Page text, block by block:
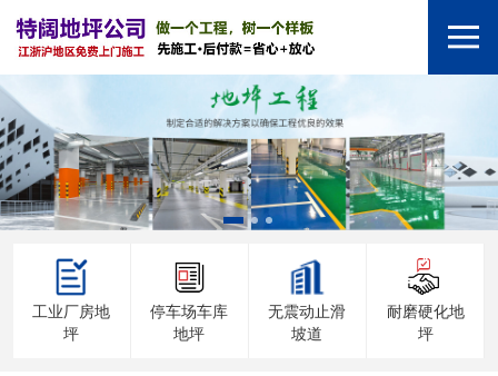
工业厂房地
坪
停车场车库
地坪
无震动止滑
坡道
耐磨硬化地
坪